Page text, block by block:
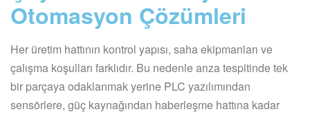
Otomasyon Çözümleri
Her üretim hattının kontrol yapısı, saha ekipmanları ve
çalışma koşulları farklıdır. Bu nedenle arıza tespitinde tek
bir parçaya odaklanmak yerine PLC yazılımından
sensörlere, güç kaynağından haberleşme hattına kadar